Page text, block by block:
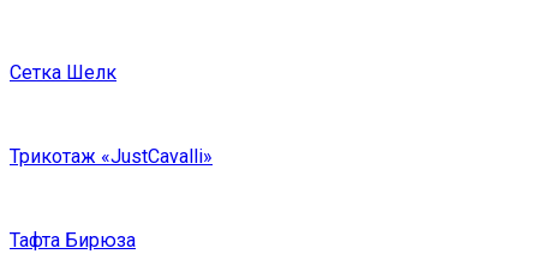
Сетка Шелк
Трикотаж «JustCavalli»
Тафта Бирюза